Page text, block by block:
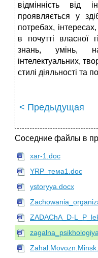
відмінність від
проявляється у
потребах,
в почутті власної
знань, умінь,
інтелектуальних,
стилі діяльності та
< Предыдущая
Соседние файлы в
xar-1.doc
YRP_тема1.doc
ystoryya.docx
ZADAChA_D-